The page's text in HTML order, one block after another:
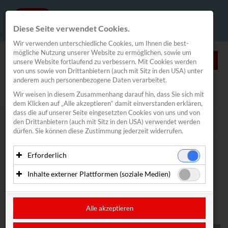
0
Segeln
Traunsee Woche
Pressefotos
Lakeventure Traunsee
CoolRunnings
News / Traunsee Woche Meldungen
Text Bilder
Meldung vom 02.06.2025
EIN MONAT VOLLER
SEGELACTION AM
TRAUNSEE
Diese Seite verwendet Cookies.
Wir verwenden unterschiedliche Cookies, um Ihnen die best­
mögliche Nutzung unserer Website zu ermöglichen, sowie um
unsere Website fortlaufend zu verbessern. Mit Cookies werden
von uns sowie von Drittanbietern (auch mit Sitz in den USA) unter
anderem auch personenbezogene Daten verarbeitet.
Wir weisen in diesem Zusammenhang darauf hin, dass Sie sich mit
dem Klicken auf „Alle akzeptieren“ damit ein­ver­standen erklären,
dass die auf unserer Seite eingesetzten Cookies von uns und von
den Drittanbietern (auch mit Sitz in den USA) verwendet werden
dürfen. Sie können diese Zustimmung jederzeit widerrufen.
Erforderlich
Essenzielle Cookies ermöglichen grundlegende Funktionen
und sind für die einwandfreie Funktion der Website
personenbezogenen Daten und werden an keine Dritten
Anbieter: Eigentümer der Website (Erstanbieter)
Inhalte externer Plattformen (soziale Medien)
Drittanbietern (in der Regel soziale Medien) angezeigt
werden. Dadurch werden auch Cookies der Drittanbieter auf
Sitz in den USA.
Alle akzeptieren